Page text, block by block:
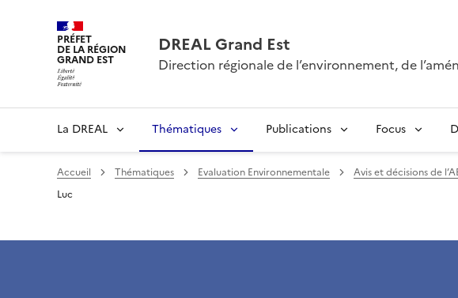
PRÉFET
DE LA RÉGION
GRAND EST
DREAL Grand Est
Direction régionale de l’environnement, de
La DREAL Thématiques Publications Focus
Accueil Thématiques Evaluation Environnementale Avis et décisions de
Luc